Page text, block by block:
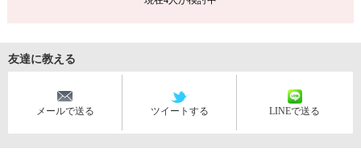
友達に教える
メールで送る ツイートする LINEで送る